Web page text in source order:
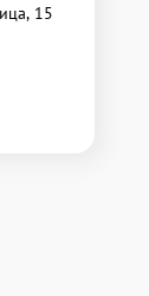
15